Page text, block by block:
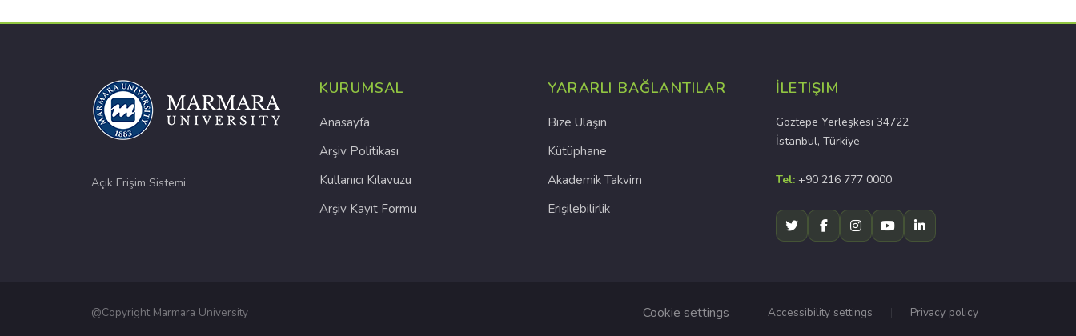
Açık Erişim Sistemi
KURUMSAL
Anasayfa
Arşiv Politikası
Kullanıcı Kılavuzu
Arşiv Kayıt Formu
YARARLI BAĞLANTILAR
Bize Ulaşın
Kütüphane
Akademik Takvim
Erişilebilirlik
İLETIŞIM
Göztepe Yerleşkesi 34722
İstanbul, Türkiye
Tel: +90 216 777 0000
@Copyright Marmara University Cookie settings Accessibility settings Privacy policy